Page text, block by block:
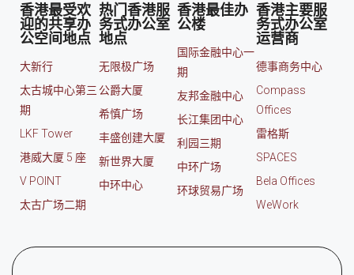
香港最受欢
迎的共享办
公空间地点
大新行
太古城中心第三
期
LKF Tower
港威大厦 5 座
V POINT
太古广场二期
热门香港服
务式办公室
地点
无限极广场
公爵大厦
希慎广场
丰盛创建大厦
新世界大厦
中环中心
香港最佳办
公楼
国际金融中心一
期
友邦金融中心
长江集团中心
利园三期
中环广场
环球贸易广场
香港主要服
务式办公室
运营商
德事商务中心
Compass
Offices
雷格斯
SPACES
Bela Offices
WeWork